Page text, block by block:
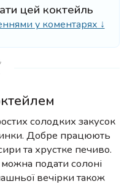
цей коктейль
у коментарях ↓
солодких закусок
Добре працюють
та хрустке печиво.
подати солоні
вечірки також